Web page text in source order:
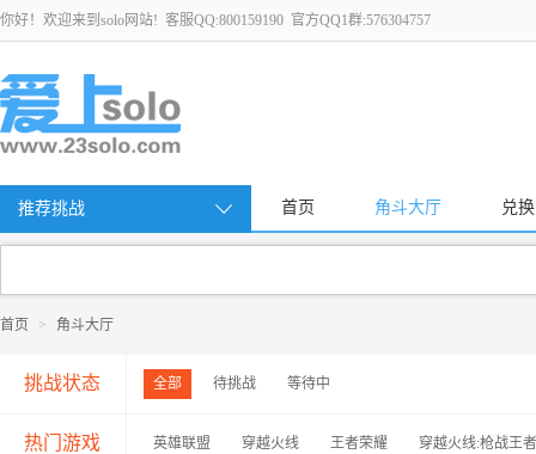
你好！欢迎来到solo网站! 客服QQ:800159190 官方QQ1群:576304757
推荐挑战 首页 角斗大厅 兑
首页 > 角斗大厅
挑战状态 全部 待挑战 等待中
热门游戏 英雄联盟 穿越火线 王者荣耀 穿越火线:枪战王者